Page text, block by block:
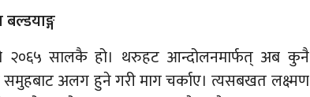
२०६५ सालकै हो। थरुहट आन्दोलनमार्फत् अब कुनै
अलग हुने गरी माग चर्काए। त्यसबखत लक्ष्मण